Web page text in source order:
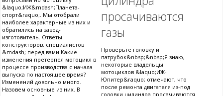
&laquo;ИЖ&mdash;Планета-
спорт&raquo;. Мы отобрали
наиболее характерные из них и
обратились на завод-
изготовитель. Ответы
конструкторов, специалистов
&mdash; перед вами.Какие
изменения претерпел мотоцикл в
процессе производства с начала
выпуска по настоящее время?
Изменений довольно много.
Назовем основные из них. В
просачиваются
газы
Проверьте головку и
патрубок&nbsp;&nbsp;Я знаю,
некоторые владельцы
мотоциклов &laquo;ИЖ-
Юпитер&raquo; отмечают, что
после ремонта двигателя из-под
головки цилиндра просачиваются